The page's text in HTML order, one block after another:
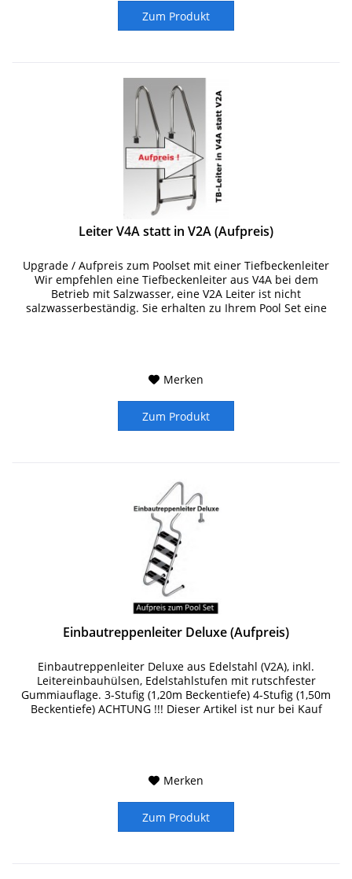
Zum Produkt
Leiter V4A statt in V2A (Aufpreis)
Upgrade / Aufpreis zum Poolset mit einer Tiefbeckenleiter
Wir empfehlen eine Tiefbeckenleiter aus V4A bei dem
Betrieb mit Salzwasser, eine V2A Leiter ist nicht
salzwasserbeständig. Sie erhalten zu Ihrem Pool Set eine
Merken
Zum Produkt
Einbautreppenleiter Deluxe (Aufpreis)
Einbautreppenleiter Deluxe aus Edelstahl (V2A), inkl.
Leitereinbauhülsen, Edelstahlstufen mit rutschfester
Gummiauflage. 3-Stufig (1,20m Beckentiefe) 4-Stufig (1,50m
Beckentiefe) ACHTUNG !!! Dieser Artikel ist nur bei Kauf
Merken
Zum Produkt